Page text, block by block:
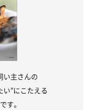
い主さんの
い”にこたえる
す。